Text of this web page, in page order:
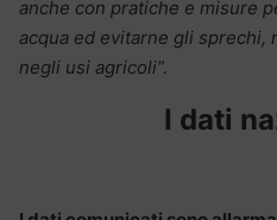
anche con pratiche e misure
acqua ed evitarne gli
negli usi agricoli”.
I dati